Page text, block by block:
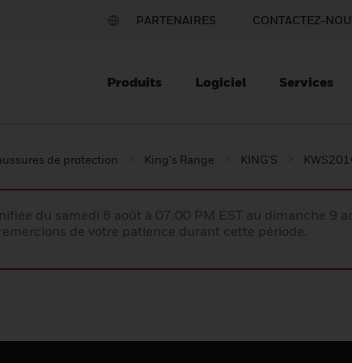
PARTENAIRES CONTACTEZ-
Produits Logiciel Services
de protection King's Range KING’S
du samedi 8 août à 07:00 PM EST au dimanche 9
de votre patience durant cette période.